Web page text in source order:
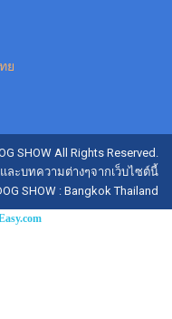
ย
SHOW All Rights Reserved.
ละบทความต่างๆจากเว็บไซต์นี้
SHOW : Bangkok Thailand